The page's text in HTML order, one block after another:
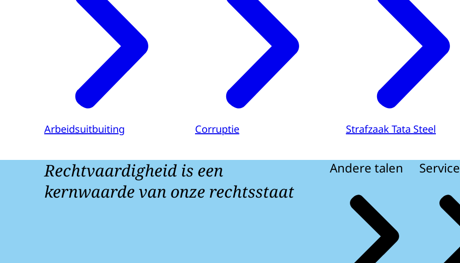
Arbeidsuitbuiting Corruptie Strafzaak Tata Steel
Rechtvaardigheid is een
kernwaarde van onze rechtsstaat
Andere talen Service